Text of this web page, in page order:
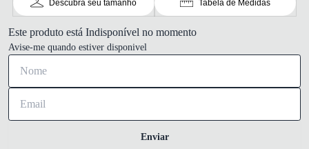
Descubra seu tamanho Tabela de Medidas
Este produto está Indisponível no momento
Avise-me quando estiver disponivel
Enviar